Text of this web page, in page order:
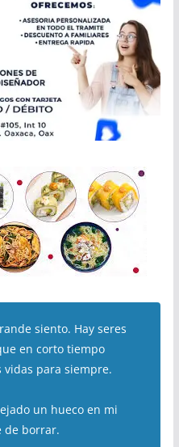
siento. Hay seres
en corto tiempo
para siempre.
un hueco en mi
de borrar.